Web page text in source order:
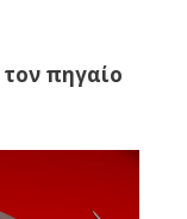
πηγαίο